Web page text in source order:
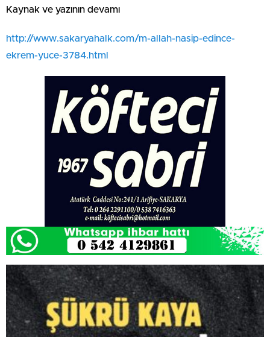
Kaynak ve yazının devamı
http://www.sakaryahalk.com/m-allah-nasip-edince-
ekrem-yuce-3784.html